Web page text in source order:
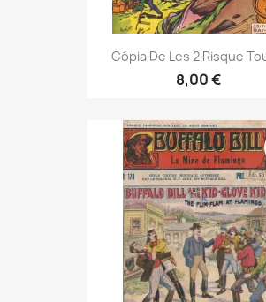
Cópia De Les 2 Risque
8,00 €